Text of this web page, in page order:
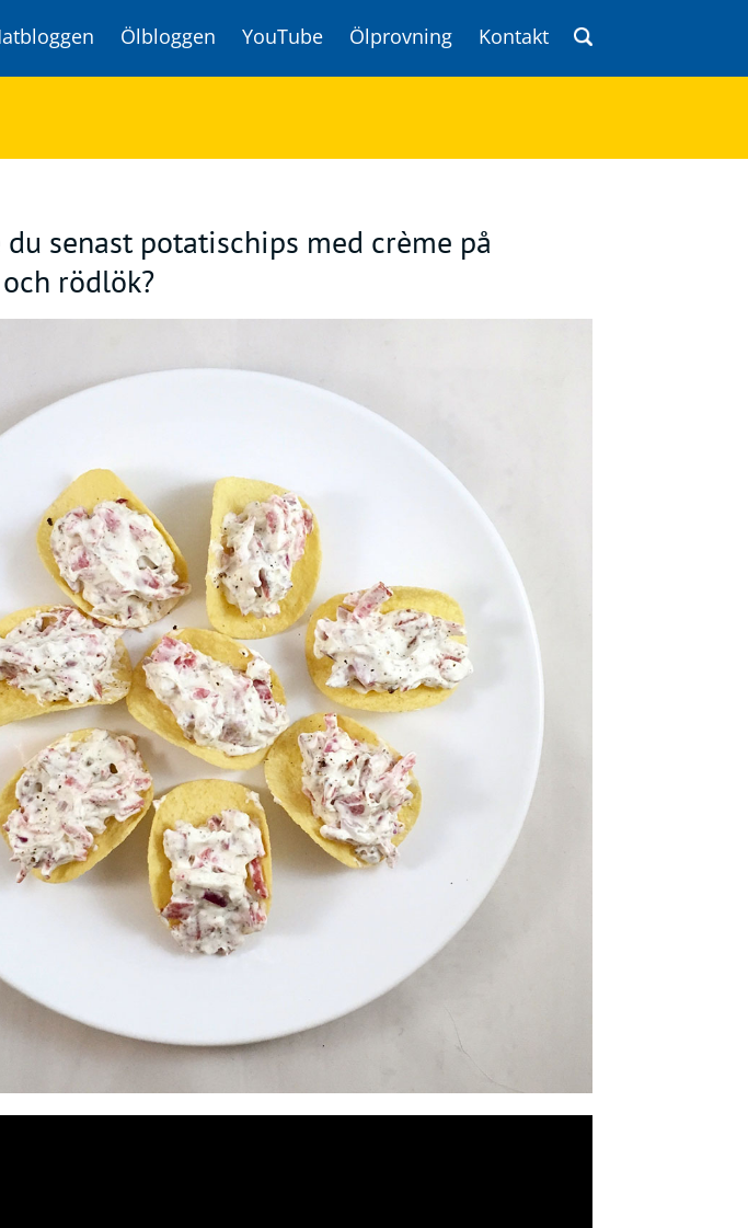
Ölbloggen YouTube Ölprovning
Kontakt
senast potatischips med crème på
rödlök?